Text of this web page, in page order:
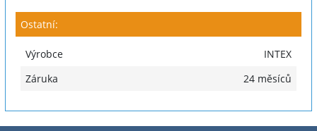
Ostatní:
Výrobce
INTEX
Záruka
24 měsíců